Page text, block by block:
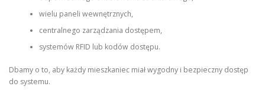
wielu paneli wewnętrznych,
centralnego zarządzania dostępem,
systemów RFID lub kodów dostępu.
Dbamy o to, aby każdy mieszkaniec miał wygodny i bezpieczny dostęp
do systemu.